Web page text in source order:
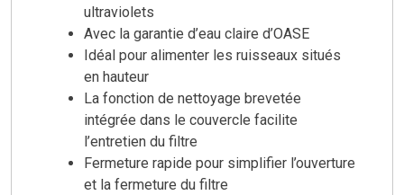
ultraviolets
Avec la garantie d’eau claire d’OASE
Idéal pour alimenter les ruisseaux situés
en hauteur
La fonction de nettoyage brevetée
intégrée dans le couvercle facilite
l’entretien du filtre
Fermeture rapide pour simplifier l’ouverture
et la fermeture du filtre